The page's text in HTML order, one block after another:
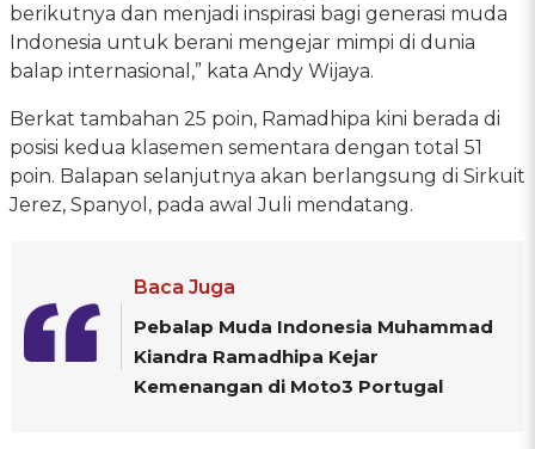
berikutnya dan menjadi inspirasi bagi generasi muda
Indonesia untuk berani mengejar mimpi di dunia
balap internasional,” kata Andy Wijaya.
Berkat tambahan 25 poin, Ramadhipa kini berada di
posisi kedua klasemen sementara dengan total 51
poin. Balapan selanjutnya akan berlangsung di Sirkuit
Jerez, Spanyol, pada awal Juli mendatang.
Baca Juga
Pebalap Muda Indonesia Muhammad
Kiandra Ramadhipa Kejar
Kemenangan di Moto3 Portugal